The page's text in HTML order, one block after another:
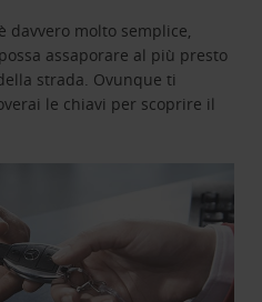
davvero molto semplice,
assaporare al più presto
strada. Ovunque ti
le chiavi per scoprire il